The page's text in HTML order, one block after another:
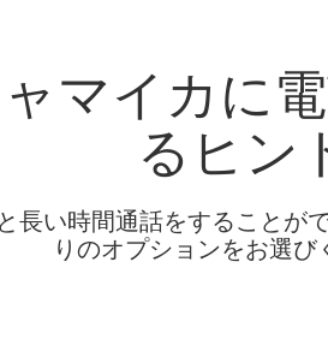
マイカに
るヒン
長い時間通話をすることが
りのオプションをお選び